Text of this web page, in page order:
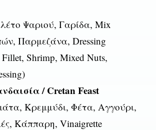
Ψαριού, Γαρίδα, Mix
Παρμεζάνα, Dressing
Fillet, Shrimp, Mixed Nuts,
/ Cretan Feast
Κρεμμύδι, Φέτα, Αγγούρι,
Κάππαρη, Vinaigrette